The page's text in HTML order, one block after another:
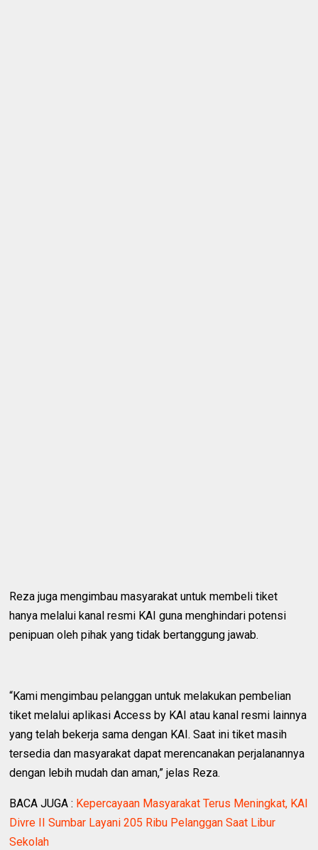
Reza juga mengimbau masyarakat untuk membeli tiket
hanya melalui kanal resmi KAI guna menghindari potensi
penipuan oleh pihak yang tidak bertanggung jawab.
“Kami mengimbau pelanggan untuk melakukan pembelian
tiket melalui aplikasi Access by KAI atau kanal resmi lainnya
yang telah bekerja sama dengan KAI. Saat ini tiket masih
tersedia dan masyarakat dapat merencanakan perjalanannya
dengan lebih mudah dan aman,” jelas Reza.
BACA JUGA : Kepercayaan Masyarakat Terus Meningkat, KAI
Divre II Sumbar Layani 205 Ribu Pelanggan Saat Libur
Sekolah